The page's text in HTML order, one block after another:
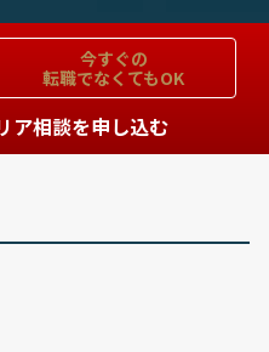
今すぐの
転職でなくてもOK
ア相談を申し込む